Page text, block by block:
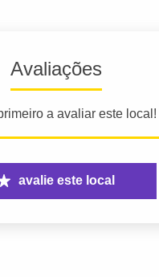
Avaliações
a avaliar este local!
avalie este local